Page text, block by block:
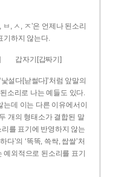
, ㅅ, ㅈ’은 언제나 된소리
기하지 않는다.
갑자기[갑짜기]
낯설다[낟썰다]’처럼 앞말의
소리로 나는 예들도 있다.
데 이는 다른 이유에서이
개의 형태소가 결합된 말
리를 표기에 반영하지 않는
’의 ‘똑똑, 쓱싹, 쌉쌀’처
외적으로 된소리를 표기